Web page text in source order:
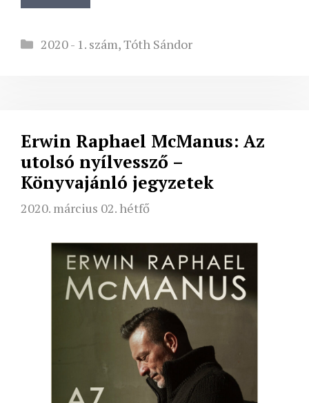
Kategória
2020 - 1. szám,Tóth Sándor
Erwin Raphael McManus: Az
utolsó nyílvessző –
Könyvajánló jegyzetek
2020. március 02. hétfő